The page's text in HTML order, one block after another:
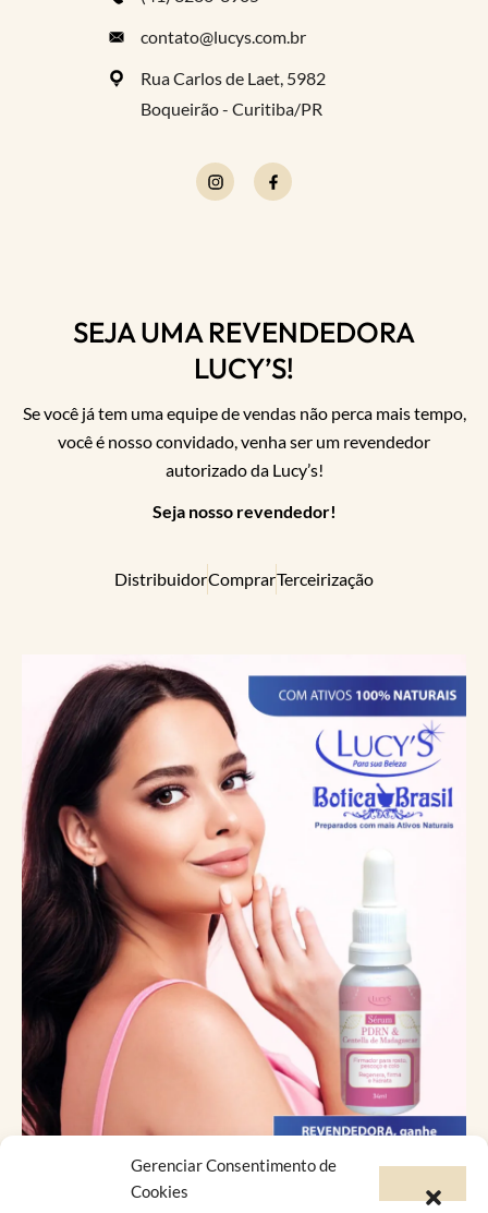
Gerenciar Consentimento de
Cookies
contato@lucys.com.br
Rua Carlos de Laet, 5982
Boqueirão - Curitiba/PR
SEJA UMA REVENDEDORA
LUCY’S!
Se você já tem uma equipe de vendas não perca mais tempo,
você é nosso convidado, venha ser um revendedor
autorizado da Lucy’s!
Seja nosso revendedor!
DistribuidorComprarTerceirização
Catálogo Virtual